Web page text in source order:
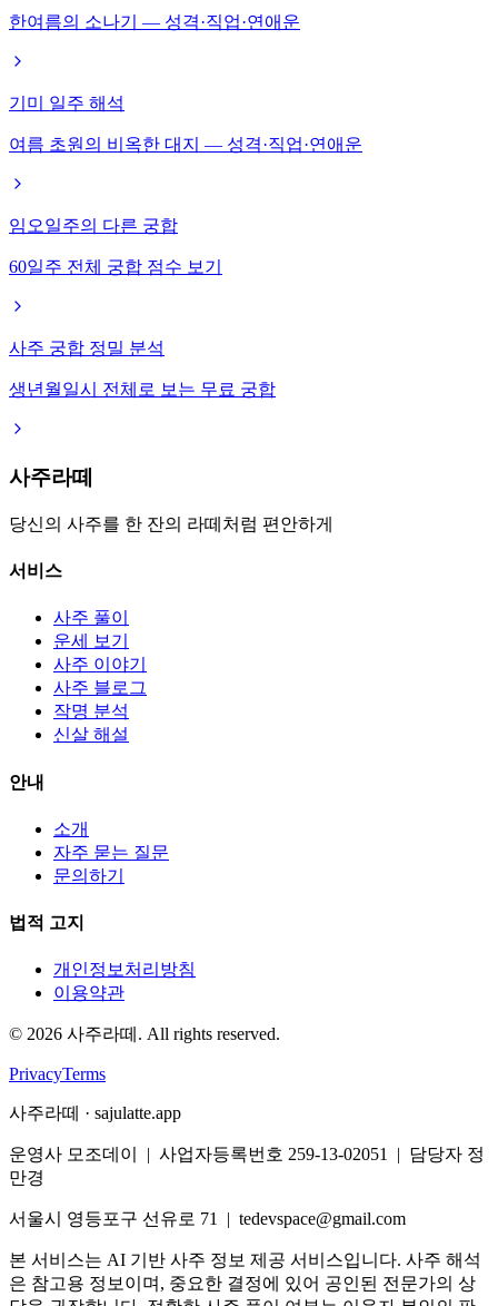
한여름의 소나기 — 성격·직업·연애운
기미 일주 해석
여름 초원의 비옥한 대지 — 성격·직업·연애운
임오일주의 다른 궁합
60일주 전체 궁합 점수 보기
사주 궁합 정밀 분석
생년월일시 전체로 보는 무료 궁합
사주라떼
당신의 사주를 한 잔의 라떼처럼 편안하게
서비스
사주 풀이
운세 보기
사주 이야기
사주 블로그
작명 분석
신살 해설
안내
소개
자주 묻는 질문
문의하기
법적 고지
개인정보처리방침
이용약관
© 2026 사주라떼. All rights reserved.
PrivacyTerms
사주라떼 · sajulatte.app
운영사 모조데이 | 사업자등록번호 259-13-02051 | 담당자 정
만경
서울시 영등포구 선유로 71 | tedevspace@gmail.com
본 서비스는 AI 기반 사주 정보 제공 서비스입니다. 사주 해석
은 참고용 정보이며, 중요한 결정에 있어 공인된 전문가의 상